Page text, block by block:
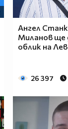
Ангел
Миланов ще
облик на
26 397